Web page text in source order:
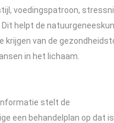
voedingspatroon,
helpt de
krijgen van de
in het lichaam.
stelt de
een behandelplan op dat is